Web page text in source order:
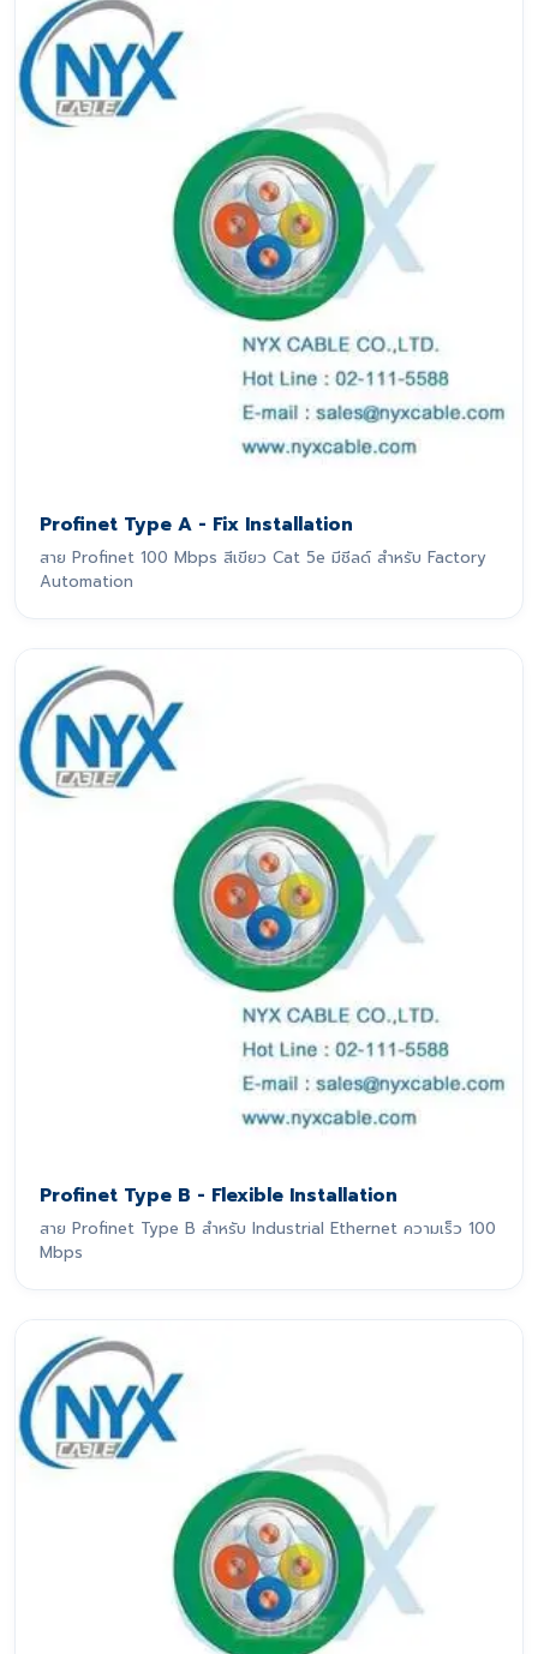
Profinet Type A - Fix Installation
สาย Profinet 100 Mbps สีเขียว Cat 5e มีชีลด์ สำหรับ Factory
Automation
Profinet Type B - Flexible Installation
สาย Profinet Type B สำหรับ Industrial Ethernet ความเร็ว 100
Mbps